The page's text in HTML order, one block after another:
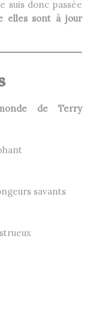
suis donc passée
elles sont à jour
de Terry
savants